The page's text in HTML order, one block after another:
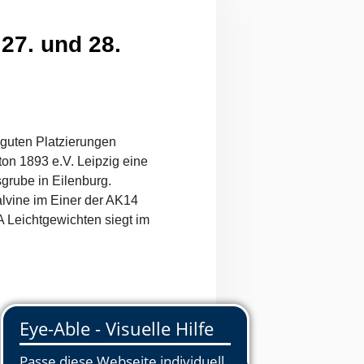
und 28.
Platzierungen
1893 e.V. Leipzig eine
in Eilenburg.
im Einer der AK14
Leichtgewichten siegt im